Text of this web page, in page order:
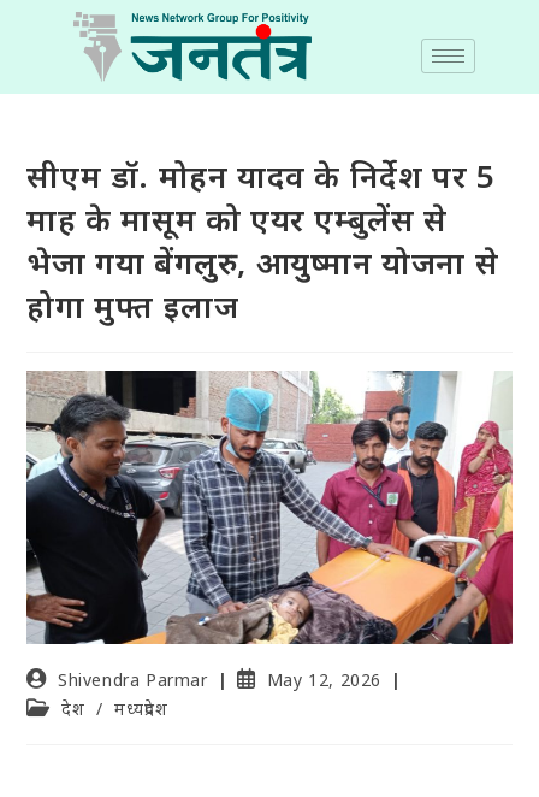
सीएम डॉ. मोहन यादव के निर्देश पर 5
माह के मासूम को एयर एम्बुलेंस से
भेजा गया बेंगलुरु, आयुष्मान योजना से
होगा मुफ्त इलाज
Shivendra Parmar
May 12, 2026
देश / मध्यप्रदेश